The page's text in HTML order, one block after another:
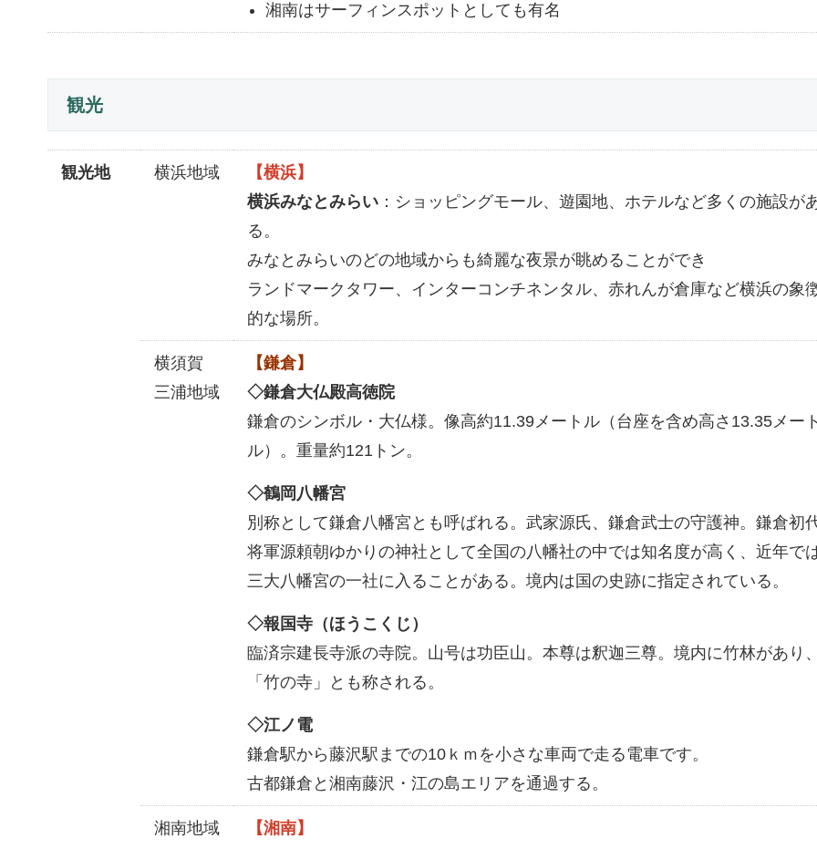
湘南はサーフィンスポットとしても有名
観光
観光地 横浜地域
【横浜】
横浜みなとみらい ：ショッピングモール、遊園地、ホテルなど多くの施設が
る。
みなとみらいのどの地域からも綺麗な夜景が眺めることができ
ランドマークタワー、インターコンチネンタル、赤れんが倉庫など横浜の象
的な場所。
横須賀
三浦地域
【鎌倉】
◇鎌倉大仏殿高徳院
鎌倉のシンボル・大仏様。像高約11.39メートル（台座を含め高さ13.35メー
ル）。重量約121トン。
◇鶴岡八幡宮
別称として鎌倉八幡宮とも呼ばれる。武家源氏、鎌倉武士の守護神。鎌倉初
将軍源頼朝ゆかりの神社として全国の八幡社の中では知名度が高く、近年で
三大八幡宮の一社に入ることがある。境内は国の史跡に指定されている。
◇報国寺（ほうこくじ）
臨済宗建長寺派の寺院。山号は功臣山。本尊は釈迦三尊。境内に竹林があり
「竹の寺」とも称される。
◇江ノ電
鎌倉駅から藤沢駅までの10ｋｍを小さな車両で走る電車です。
古都鎌倉と湘南藤沢・江の島エリアを通過する。
湘南地域 【湘南】